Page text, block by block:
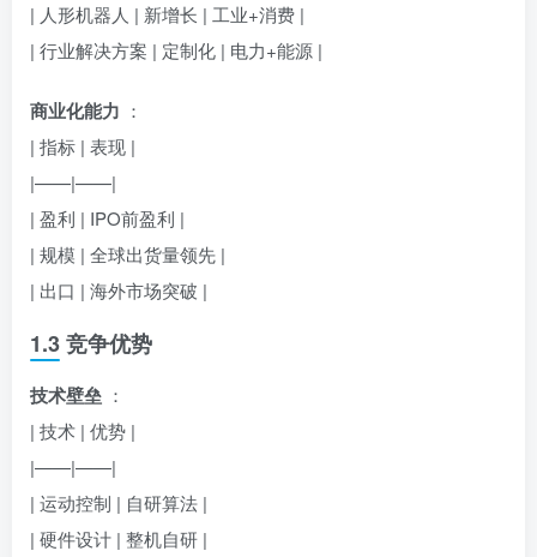
| 人形机器人 | 新增长 | 工业+消费 |
| 行业解决方案 | 定制化 | 电力+能源 |
商业化能力 ：
| 指标 | 表现 |
|——|——|
| 盈利 | IPO前盈利 |
| 规模 | 全球出货量领先 |
| 出口 | 海外市场突破 |
1.3 竞争优势
技术壁垒 ：
| 技术 | 优势 |
|——|——|
| 运动控制 | 自研算法 |
| 硬件设计 | 整机自研 |